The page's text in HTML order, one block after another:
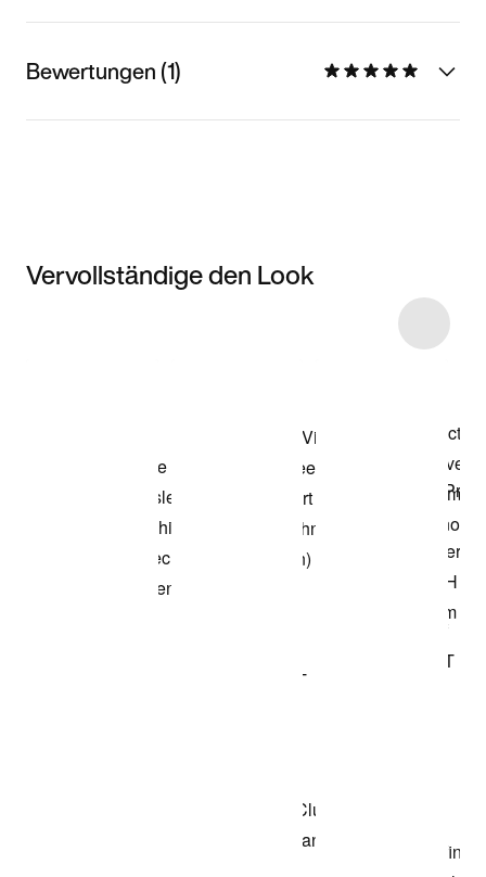
Bewertungen (1)
Vervollständige den Look